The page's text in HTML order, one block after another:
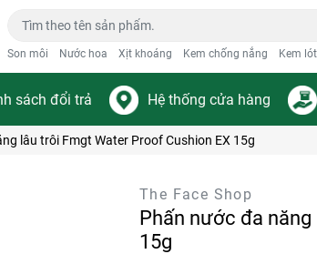
Son môi Nước hoa Xịt khoáng Kem chống nắng Kem lót
sách đổi trả Hệ thống cửa hàng
lâu trôi Fmgt Water Proof Cushion EX 15g
The Face Shop
Phấn nước đa
15g